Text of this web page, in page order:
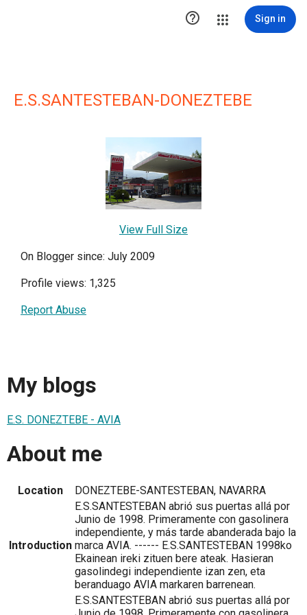
 Sign in
E.S.SANTESTEBAN-DONEZTEBE
View Full Size
On Blogger since: July 2009
Profile views: 1,325
Report Abuse
My blogs
E.S. DONEZTEBE - AVIA
About me
Location DONEZTEBE-SANTESTEBAN, NAVARRA
Introduction
E.S.SANTESTEBAN abrió sus puertas allá por
Junio de 1998. Primeramente con gasolinera
independiente, y más tarde abanderada bajo la
marca AVIA. ------ E.S.SANTESTEBAN 1998ko
Ekainean ireki zituen bere ateak. Hasieran
gasolindegi independiente izan zen, eta
beranduago AVIA markaren barrenean.
E.S.SANTESTEBAN abrió sus puertas allá por